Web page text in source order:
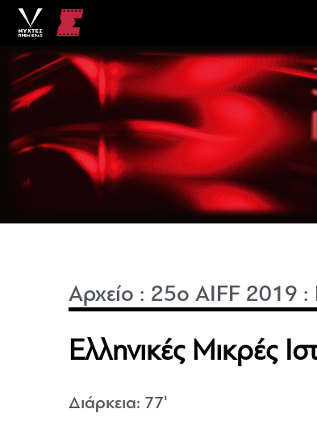
Αρχείο : 25o AIFF 2019 :
Ελληνικές Μικρές
Διάρκεια: 77'